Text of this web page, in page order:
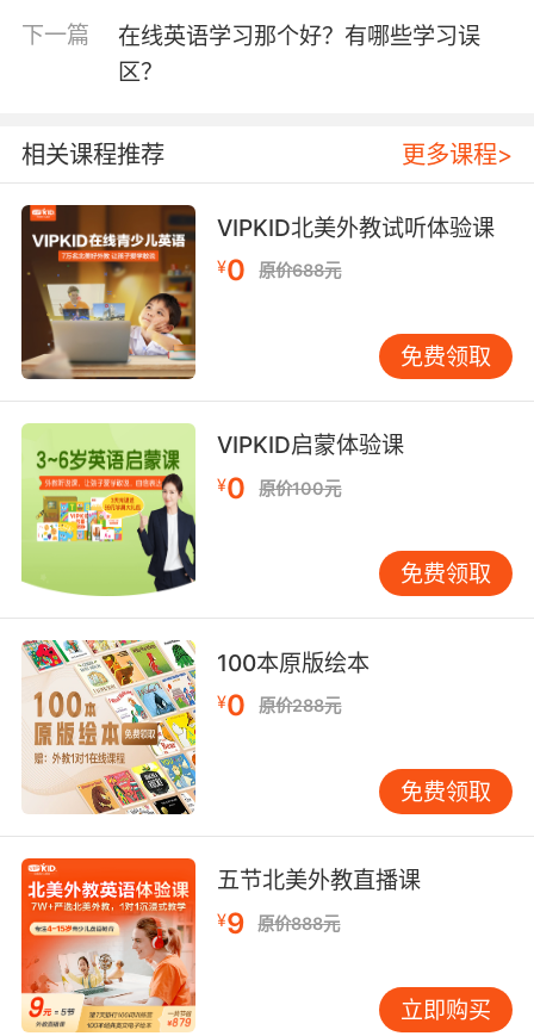
其次，是师资情况。教师团队一定要保证是经过
地的一些文化带入到课堂中，让学生增加更多的
见闻，拓宽自己的知识面，增加软实力。另外，
纯外教带来沉浸式的学习环境，让学生感受到很
好的氛围，像自己置身国外一样，更有学习的动
力，达到更好的学习效果。
毕竟谁也不想做电影里“不求最好，但求最贵”的
冤大头。相比动辄年费好几万的线下机构，因为
节省了教室、设备等成本的在线英语学习培训机
构可以说先天就带了价格优势。同时，售后、周
边活动等也是隐性的价格因素。比如上了几节课
以后发现不适合自己是否可以退款；有没有隐形
这些都是应该考虑的因素。
挑选学习培训机构需要先行了解清楚在进行选
择，这样才可以确保选择的培训机构是优质且适
合的。
下一篇
在线英语学习那个好？有哪些学习误
区？
相关课程推荐 更多课程>
VIPKID北美外教试听体验课
¥0 原价688元
免费领取
VIPKID启蒙体验课
¥0 原价100元
免费领取
100本原版绘本
¥0 原价288元
免费领取
五节北美外教直播课
¥9 原价888元
立即购买